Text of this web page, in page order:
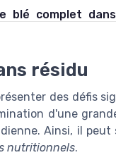
blé complet
résidu
des défis
d'une
Ainsi, il
nutritionnels.